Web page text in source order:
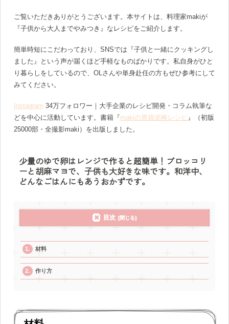
ご覧いただきありがとうございます。本サイトは、料理家makiが
『子供から大人までやみつき』なレシピをご紹介します。
簡単時短にこだわっており、SNSでは『子供と一緒にクッキングし
ました』という声が届くほど手軽なものばかりです。私自身がひと
り暮らしをしているので、OLさんや単身赴任の方もぜひ参考にして
みてください。
Instagram 34万フォロワー｜大手企業のレシピ開発・コラム執筆な
どを中心に活動しています。書籍『makiの胃袋泥棒レシピ』（初版
25000部・全撮影maki）を出版しました。
少量のゆで卵はレンジで作ると超簡単！ブロッコリ
ーと胡麻マヨで、子供も大好きな味です。和洋中、
どんなごはんにもあうおかずです。
目次
材料
作り方